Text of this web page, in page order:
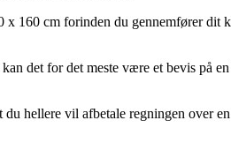
160 cm forinden du gennemfører dit
det for det meste være et bevis på
hellere vil afbetale regningen over